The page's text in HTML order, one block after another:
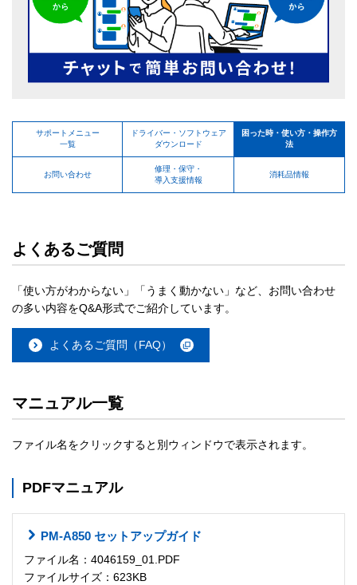
サポートメニュー
一覧
ドライバー・ソフトウェア
ダウンロード
困った時・使い方・操作方
法
お問い合わせ
修理・保守・
導入支援情報
消耗品情報
よくあるご質問
「使い方がわからない」「うまく動かない」など、お問い合わせ
の多い内容をQ&A形式でご紹介しています。
よくあるご質問（FAQ）
マニュアル一覧
ファイル名をクリックすると別ウィンドウで表示されます。
PDFマニュアル
PM-A850 セットアップガイド
ファイル名：4046159_01.PDF
ファイルサイズ：623KB